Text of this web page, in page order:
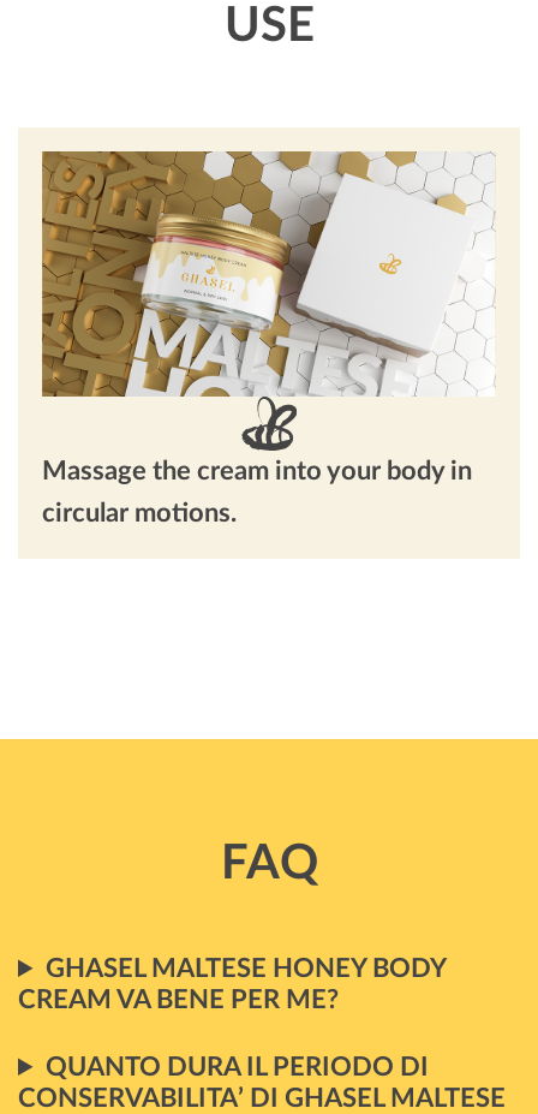
USE
Massage the cream into your body in
circular motions.
FAQ
GHASEL MALTESE HONEY BODY
CREAM VA BENE PER ME?
QUANTO DURA IL PERIODO DI
CONSERVABILITA’ DI GHASEL MALTESE